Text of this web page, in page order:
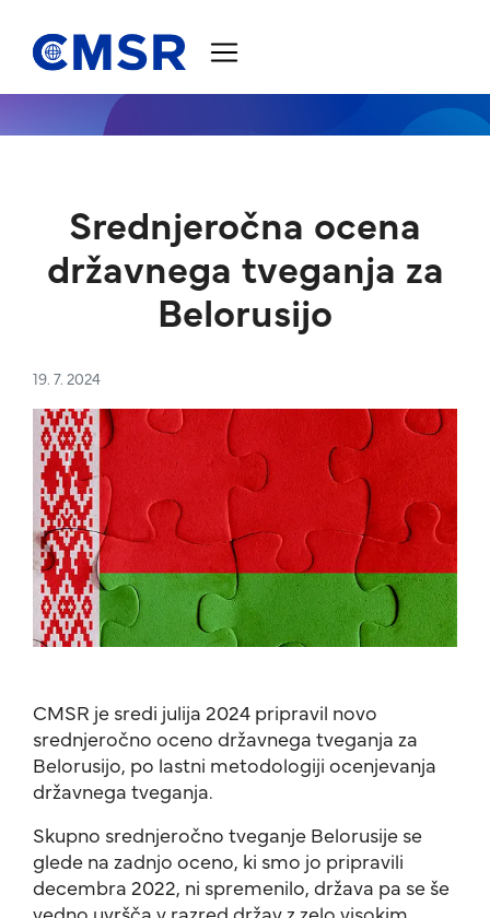
Srednjeročna ocena
državnega tveganja za
Belorusijo
19. 7. 2024
CMSR je sredi julija 2024 pripravil novo
srednjeročno oceno državnega tveganja za
Belorusijo, po lastni metodologiji ocenjevanja
državnega tveganja.
Skupno srednjeročno tveganje Belorusije se
glede na zadnjo oceno, ki smo jo pripravili
decembra 2022, ni spremenilo, država pa se še